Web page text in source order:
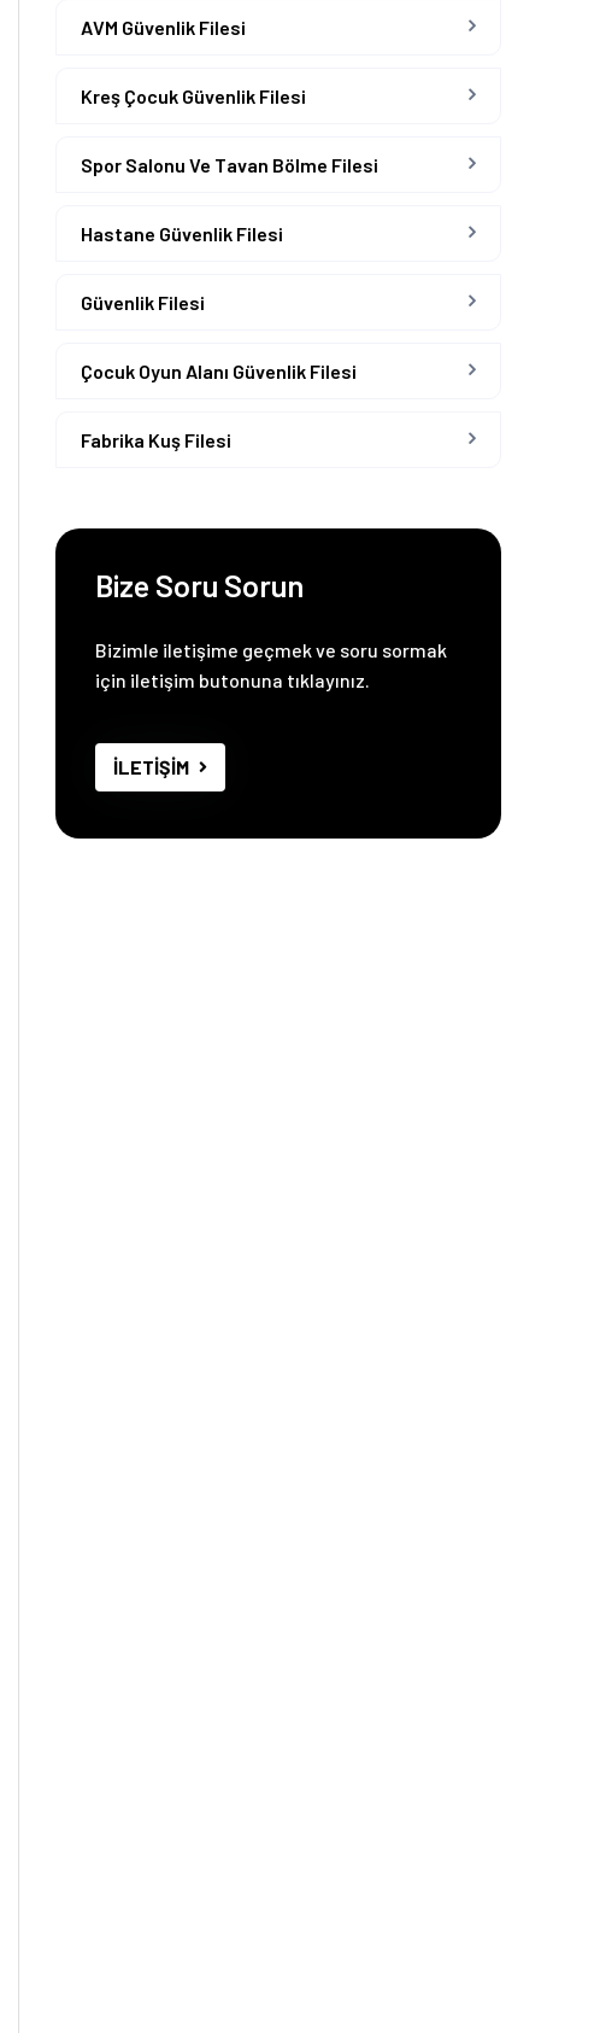
AVM Güvenlik Filesi
Kreş Çocuk Güvenlik Filesi
Spor Salonu Ve Tavan Bölme Filesi
Hastane Güvenlik Filesi
Güvenlik Filesi
Çocuk Oyun Alanı Güvenlik Filesi
Fabrika Kuş Filesi
Bize Soru Sorun
Bizimle iletişime geçmek ve soru sormak
için iletişim butonuna tıklayınız.
İLETİŞİM